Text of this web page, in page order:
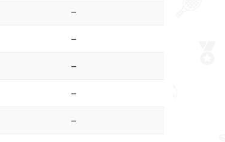
–
–
–
–
–